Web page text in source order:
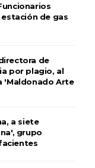
de gas
de
por plagio, al
'Maldonado Arte
a siete
grupo